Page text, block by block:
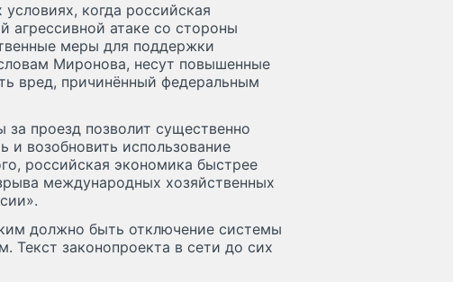
когда российская
агрессивной атаке со стороны
меры для поддержки
Миронова, несут повышенные
вред, причинённый федеральным
проезд позволит существенно
и возобновить использование
российская экономика быстрее
международных хозяйственных
должно быть отключение системы
законопроекта в сети до сих